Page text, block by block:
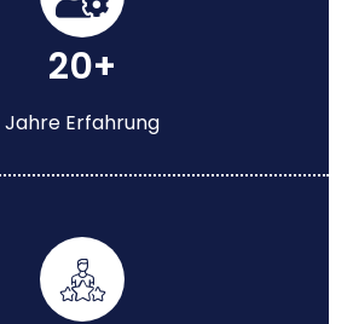
20+
Jahre Erfahrung